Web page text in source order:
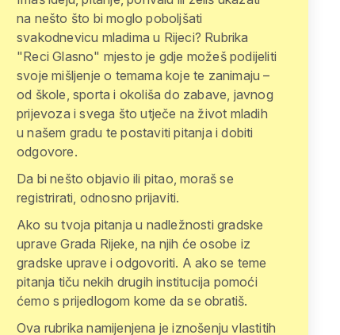
na nešto što bi moglo poboljšati
svakodnevicu mladima u Rijeci? Rubrika
"Reci Glasno" mjesto je gdje možeš podijeliti
svoje mišljenje o temama koje te zanimaju –
od škole, sporta i okoliša do zabave, javnog
prijevoza i svega što utječe na život mladih
u našem gradu te postaviti pitanja i dobiti
odgovore.
Da bi nešto objavio ili pitao, moraš se
registrirati, odnosno prijaviti.
Ako su tvoja pitanja u nadležnosti gradske
uprave Grada Rijeke, na njih će osobe iz
gradske uprave i odgovoriti. A ako se teme
pitanja tiču nekih drugih institucija pomoći
ćemo s prijedlogom kome da se obratiš.
Ova rubrika namijenjena je iznošenju vlastitih